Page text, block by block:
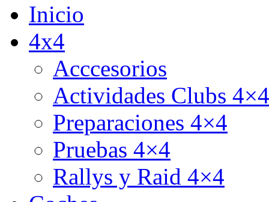
Inicio
4x4
Acccesorios
Actividades Clubs 4×4
Preparaciones 4×4
Pruebas 4×4
Rallys y Raid 4×4